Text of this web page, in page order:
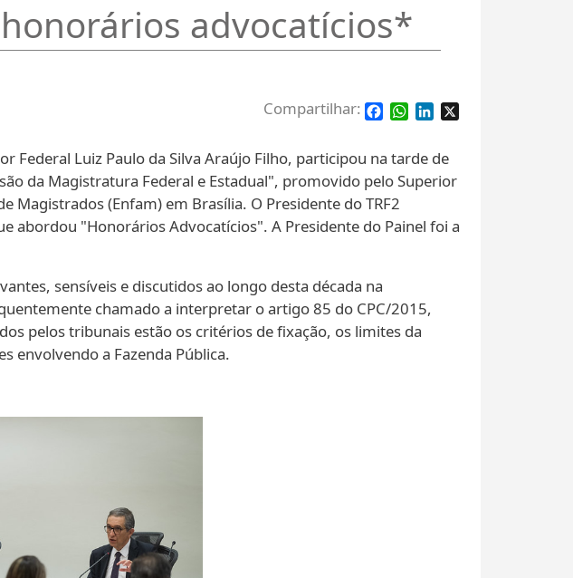
advocatícios*
Facebook
WhatsApp
LinkedIn
Federal Luiz Paulo da Silva Araújo Filho, participou na tarde de
da Magistratura Federal e Estadual", promovido pelo Superior
Magistrados (Enfam) em Brasília. O Presidente do TRF2
abordou "Honorários Advocatícios". A Presidente do Painel foi a
sensíveis e discutidos ao longo desta década na
chamado a interpretar o artigo 85 do CPC/2015,
pelos tribunais estão os critérios de fixação, os limites da
envolvendo a Fazenda Pública.